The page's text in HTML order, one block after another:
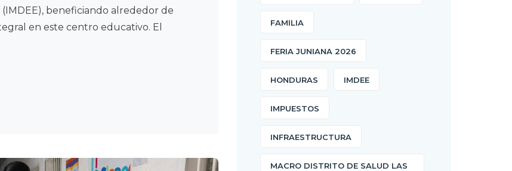
beneficiando alrededor de
en este centro educativo. El
FAMILIA
FERIA JUNIANA 2026
HONDURAS IMDEE
IMPUESTOS
INFRAESTRUCTURA
MACRO DISTRITO DE SALUD LAS